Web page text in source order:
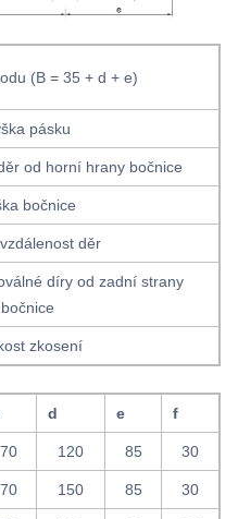
(B = 35 + d + e)
pásku
od horní hrany bočnice
bočnice
děr
díry od zadní strany
bočnice
zkosení
d e f
70 120 85 30
70 150 85 30